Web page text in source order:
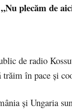
plecăm de
de radio
în pace și
și Ungaria